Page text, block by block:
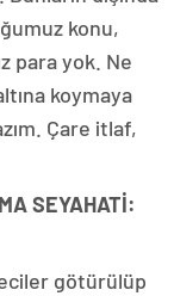
konu,
para yok. Ne
koymaya
Çare itlaf,
SEYAHATİ:
götürülüp